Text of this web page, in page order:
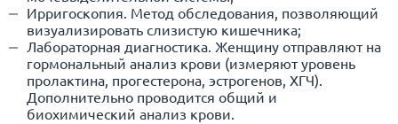
Ирригоскопия. Метод обследования, позволяющий
визуализировать слизистую кишечника;
Лабораторная диагностика. Женщину отправляют на
гормональный анализ крови (измеряют уровень
пролактина, прогестерона, эстрогенов, ХГЧ).
Дополнительно проводится общий и
биохимический анализ крови.